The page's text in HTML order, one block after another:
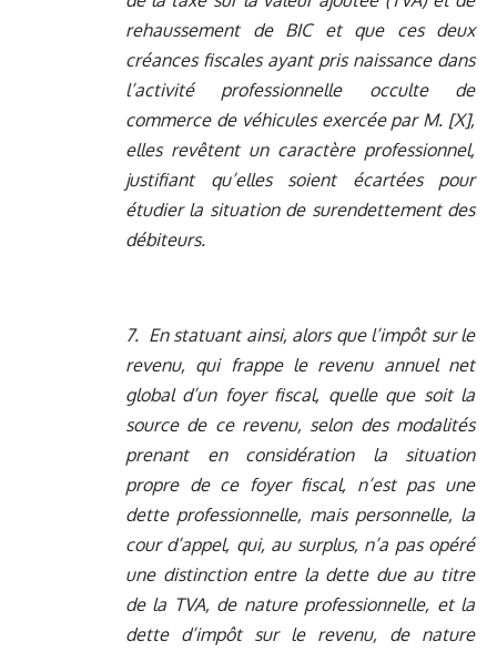
rehaussement de BIC et que ces deux
créances fiscales ayant pris naissance dans
l’activité professionnelle occulte de
commerce de véhicules exercée par M. [X],
elles revêtent un caractère professionnel,
justifiant qu’elles soient écartées pour
étudier la situation de surendettement des
débiteurs.
7. En statuant ainsi, alors que l’impôt sur le
revenu, qui frappe le revenu annuel net
global d’un foyer fiscal, quelle que soit la
source de ce revenu, selon des modalités
prenant en considération la situation
propre de ce foyer fiscal, n’est pas une
dette professionnelle, mais personnelle, la
cour d’appel, qui, au surplus, n’a pas opéré
une distinction entre la dette due au titre
de la TVA, de nature professionnelle, et la
dette d’impôt sur le revenu, de nature